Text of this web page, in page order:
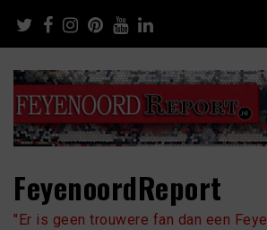
content
FeyenoordReport
"Er is geen trouwere fan dan een